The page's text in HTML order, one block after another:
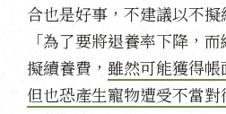
合也是好事，不建議以不擬
「為了要將退養率下降，
擬續養費， 雖然可能獲得帳
但也恐產生寵物遭受不當